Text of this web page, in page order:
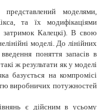
представлений моделями,
та їх модифікаціями
затримок Калецкі). В свою
моделі. До лінійних
поняття запасів в
ж результати як у моделі
базується на компромісі
виробничих потужностей
є дійсним в усьому